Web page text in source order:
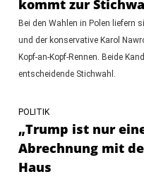
kommt zur
Bei den Wahlen in Polen liefern
und der konservative Karol
Kopf-an-Kopf-Rennen. Beide
entscheidende Stichwahl.
POLITIK
„Trump ist nur
Abrechnung mit
Haus